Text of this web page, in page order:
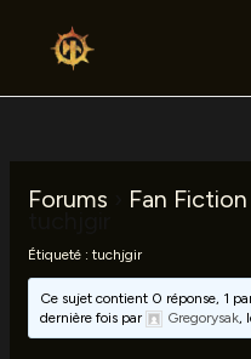
Forums Fan
Étiqueté :tuchjgir
Ce sujet contient 0 réponse, 1
dernière fois par
Gregorysak,